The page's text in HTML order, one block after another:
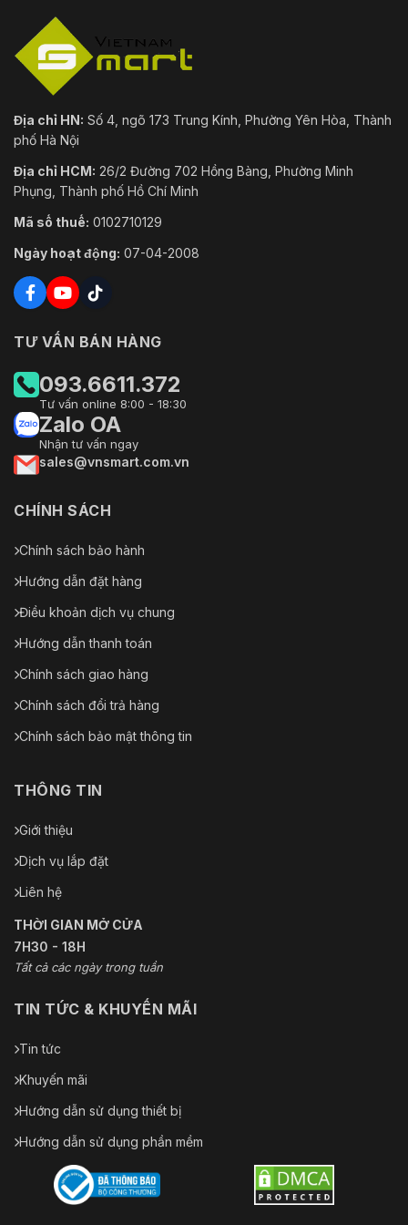
Trình
duyệt
Chrome 41 và các phiên bản mới hơn
Firefox 50 và các phiên bản mới hơn
Phần
mềm
Khách
động
Chứng
nhận
nhận
CE-LVD: EN 62368-1
FCC: 47 CFR FCC Phần 15, Phần B, NSI C63.4
Cảng
Đầu vào
âm thanh
Đầu ra âm
báo động
Sự kiện
Phát hiện chuyển động/phá hoại; phát hiện âm
Báo động
2/1
thanh
1/1
Quyền lực
Nguồn
điện
Tiêu thụ
điện năng
trường
hoạt động
–40 °C đến +70 °C (–40 °F đến +158 °F)
Độ ẩm
Kết cấu
Kích
phẩm
Địa chỉ HN: Số 4, ngõ 173 Trung Kính, Phường Yên Hòa, Thành
phố Hà Nội
Địa chỉ HCM: 26/2 Đường 702 Hồng Bàng, Phường Minh
Phụng, Thành phố Hồ Chí Minh
Mã số thuế: 0102710129
Ngày hoạt động: 07-04-2008
TƯ VẤN BÁN HÀNG
093.6611.372
Tư vấn online 8:00 - 18:30
Zalo OA
Nhận tư vấn ngay
sales@vnsmart.com.vn
CHÍNH SÁCH
Chính sách bảo hành
Hướng dẫn đặt hàng
Điều khoản dịch vụ chung
Hướng dẫn thanh toán
Chính sách giao hàng
Chính sách đổi trả hàng
Chính sách bảo mật thông tin
THÔNG TIN
Giới thiệu
Dịch vụ lắp đặt
Liên hệ
THỜI GIAN MỞ CỬA
7H30 - 18H
Tất cả các ngày trong tuần
TIN TỨC & KHUYẾN MÃI
Tin tức
Khuyến mãi
Hướng dẫn sử dụng thiết bị
Hướng dẫn sử dụng phần mềm